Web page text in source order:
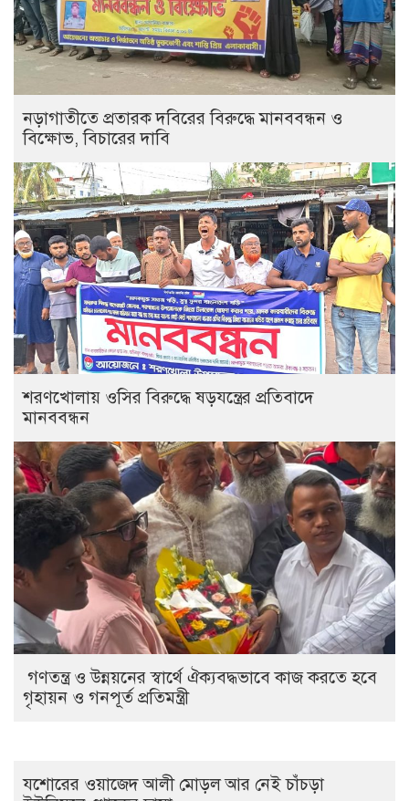
নড়াগাতীতে প্রতারক দবিরের বিরুদ্ধে মানববন্ধন ও
বিক্ষোভ, বিচারের দাবি
শরণখোলায় ওসির বিরুদ্ধে ষড়যন্ত্রের প্রতিবাদে
মানববন্ধন
গণতন্ত্র ও উন্নয়নের স্বার্থে ঐক্যবদ্ধভাবে কাজ করতে হবে
গৃহায়ন ও গনপূর্ত প্রতিমন্ত্রী
যশোরের ওয়াজেদ আলী মোড়ল আর নেই চাঁচড়া